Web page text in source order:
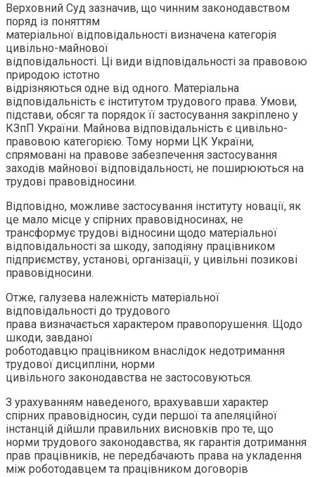
Верховний Суд зазначив, що чинним законодавством
поряд із поняттям
матеріальної відповідальності визначена категорія
цивільно-майнової
відповідальності. Ці види відповідальності за правовою
природою істотно
відрізняються одне від одного. Матеріальна
відповідальність є інститутом трудового права. Умови,
підстави, обсяг та порядок її застосування закріплено у
КЗпП України. Майнова відповідальність є цивільно-
правовою категорією. Тому норми ЦК України,
спрямовані на правове забезпечення застосування
заходів майнової відповідальності, не поширюються на
трудові правовідносини.
Відповідно, можливе застосування інституту новації, як
це мало місце у спірних правовідносинах, не
трансформує трудові відносини щодо матеріальної
відповідальності за шкоду, заподіяну працівником
підприємству, установі, організації, у цивільні позикові
правовідносини.
Отже, галузева належність матеріальної
відповідальності до трудового
права визначається характером правопорушення. Щодо
шкоди, завданої
роботодавцю працівником внаслідок недотримання
трудової дисципліни, норми
цивільного законодавства не застосовуються.
З урахуванням наведеного, врахувавши характер
спірних правовідносин, суди першої та апеляційної
інстанцій дійшли правильних висновків про те, що
норми трудового законодавства, як гарантія дотримання
прав працівників, не передбачають права на укладення
між роботодавцем та працівником договорів